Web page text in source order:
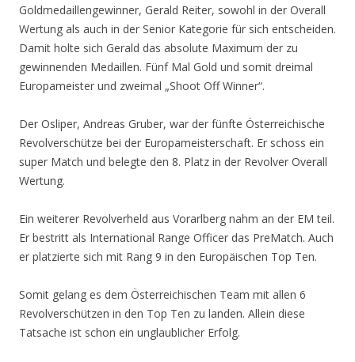
Goldmedaillengewinner, Gerald Reiter, sowohl in der Overall
Wertung als auch in der Senior Kategorie für sich entscheiden.
Damit holte sich Gerald das absolute Maximum der zu
gewinnenden Medaillen. Fünf Mal Gold und somit dreimal
Europameister und zweimal „Shoot Off Winner“.
Der Osliper, Andreas Gruber, war der fünfte Österreichische
Revolverschütze bei der Europameisterschaft. Er schoss ein
super Match und belegte den 8. Platz in der Revolver Overall
Wertung.
Ein weiterer Revolverheld aus Vorarlberg nahm an der EM teil.
Er bestritt als International Range Officer das PreMatch. Auch
er platzierte sich mit Rang 9 in den Europäischen Top Ten.
Somit gelang es dem Österreichischen Team mit allen 6
Revolverschützen in den Top Ten zu landen. Allein diese
Tatsache ist schon ein unglaublicher Erfolg.